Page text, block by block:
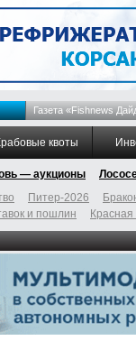
Газета «Fishnews
квоты
— аукционы
Питер-2026
и пошлин